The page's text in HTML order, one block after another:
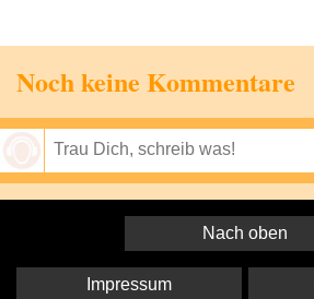
Noch keine Kommentare
Nach oben
Impressum